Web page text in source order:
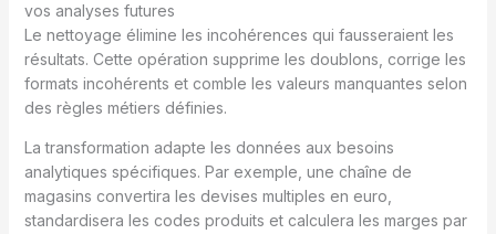
vos analyses futures
Le nettoyage élimine les incohérences qui fausseraient les
résultats. Cette opération supprime les doublons, corrige les
formats incohérents et comble les valeurs manquantes selon
des règles métiers définies.
La transformation adapte les données aux besoins
analytiques spécifiques. Par exemple, une chaîne de
magasins convertira les devises multiples en euro,
standardisera les codes produits et calculera les marges par